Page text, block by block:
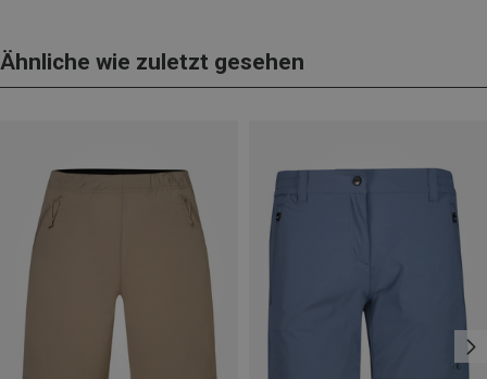
Ähnliche wie zuletzt gesehen